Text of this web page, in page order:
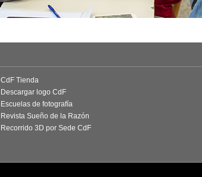
CdF Tienda
Descargar logo CdF
Escuelas de fotografía
Revista Sueño de la Razón
Recorrido 3D por Sede CdF